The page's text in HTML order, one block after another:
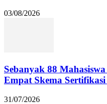
03/08/2026
Sebanyak 88
Empat Skema
31/07/2026